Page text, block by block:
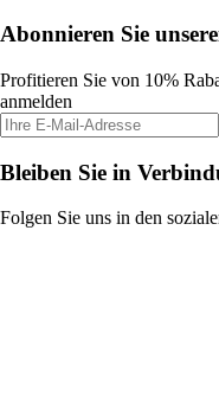
Abonnieren Sie
Profitieren Sie von 10%
anmelden
Bleiben Sie in
Folgen Sie uns in den